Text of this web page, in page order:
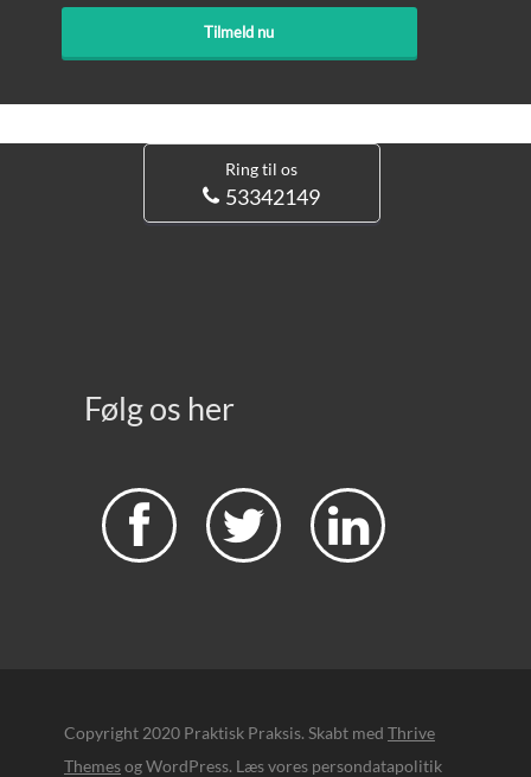
Ring til os
53342149
Følg os her
  
Copyright 2020 Praktisk Praksis. Skabt med Thrive
Themesog WordPress. Læs vores persondatapolitik